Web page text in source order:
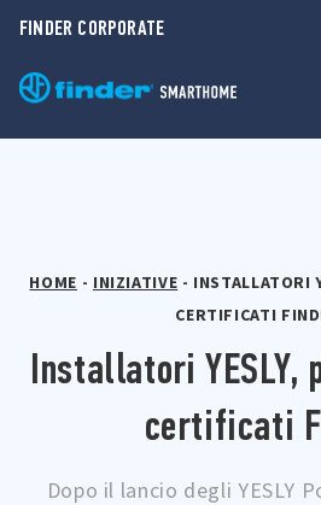
FINDER CORPORATE
HOME - INIZIATIVE - INSTALLATORI
CERTIFICATI
Installatori YESLY,
certificati
Dopo il lancio degli YESLY